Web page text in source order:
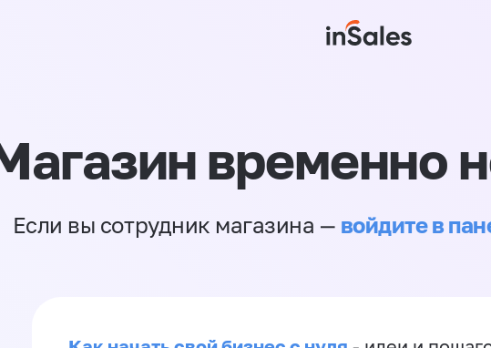
временно
Если вы сотрудник магазина — войдите в